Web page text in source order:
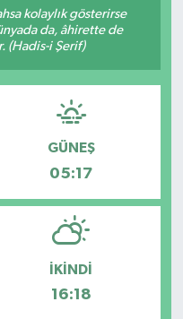
kolaylık gösterirse
da, âhirette de
(Hadis-i Şerif)
GÜNEŞ
05:17
İKINDI
16:18